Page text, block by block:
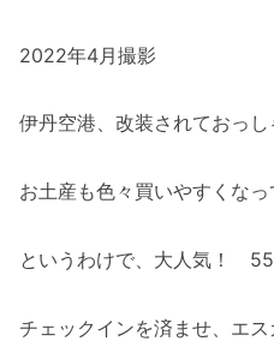
2022年4月撮影
伊丹空港、改装されておっし
お土産も色々買いやすくなっ
というわけで、大人気！
チェックインを済ませ、エ